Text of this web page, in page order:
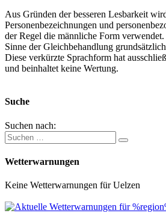
Aus Gründen der besseren Lesbarkeit
Personenbezeichnungen und
der Regel die männliche Form
Sinne der Gleichbehandlung
Diese verkürzte Sprachform hat
und beinhaltet keine Wertung.
Suche
Suchen nach:
Wetterwarnungen
Keine Wetterwarnungen für Uelzen